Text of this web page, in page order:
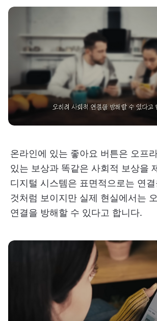
온라인에 있는 좋아요 버튼은 오프
있는 보상과 똑같은 사회적 보상을
디지털 시스템은 표면적으로는 연
것처럼 보이지만 실제 현실에서는
연결을 방해할 수 있다고 합니다.